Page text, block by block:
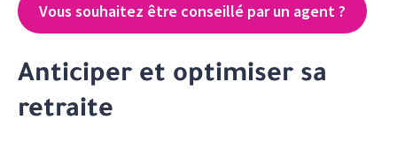
Vous souhaitez être conseillé par un agent ?
Anticiper et optimiser sa
retraite